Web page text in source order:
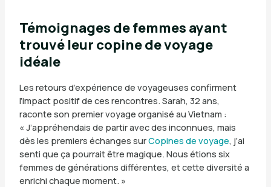
Témoignages de femmes ayant
trouvé leur copine de voyage
idéale
Les retours d’expérience de voyageuses confirment
l’impact positif de ces rencontres. Sarah, 32 ans,
raconte son premier voyage organisé au Vietnam :
« J’appréhendais de partir avec des inconnues, mais
dès les premiers échanges surCopines de voyage, j’ai
senti que ça pourrait être magique. Nous étions six
femmes de générations différentes, et cette diversité a
enrichi chaque moment. »